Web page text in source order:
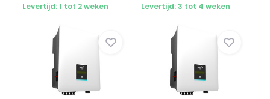
Levertijd: 1 tot 2 weken Levertijd: 3 tot 4 weken